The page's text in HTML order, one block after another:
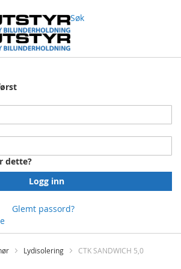
Søk
dette?
Logg inn
Glemt passord?
Lydisolering CTK SANDWICH 5,0